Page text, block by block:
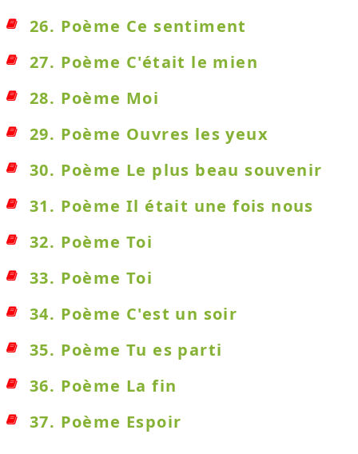
26. Poème Ce sentiment
27. Poème C'était le mien
28. Poème Moi
29. Poème Ouvres les yeux
30. Poème Le plus beau souvenir
31. Poème Il était une fois nous
32. Poème Toi
33. Poème Toi
34. Poème C'est un soir
35. Poème Tu es parti
36. Poème La fin
37. Poème Espoir